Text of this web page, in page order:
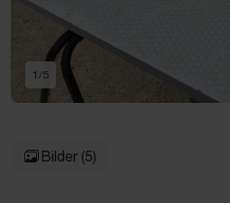
1 /5
Bilder (5)